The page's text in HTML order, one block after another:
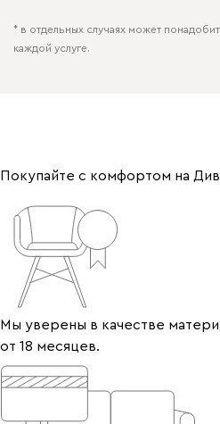
* в отдельных случаях может
каждой услуге.
Покупайте с комфортом на
Мы уверены в качестве
от 18 месяцев.